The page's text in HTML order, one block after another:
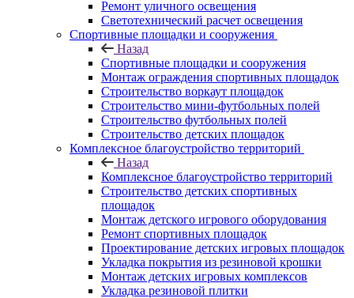
Ремонт уличного освещения
Светотехнический расчет освещения
Спортивные площадки и сооружения
Назад
Спортивные площадки и сооружения
Монтаж ограждения спортивных площадок
Строительство воркаут площадок
Строительство мини-футбольных полей
Строительство футбольных полей
Строительство детских площадок
Комплексное благоустройство территорий
Назад
Комплексное благоустройство территорий
Строительство детских спортивных
площадок
Монтаж детского игрового оборудования
Ремонт спортивных площадок
Проектирование детских игровых площадок
Укладка покрытия из резиновой крошки
Монтаж детских игровых комплексов
Укладка резиновой плитки